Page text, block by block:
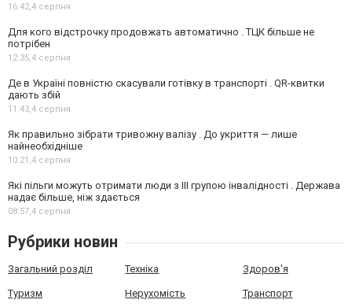
16:42,4 серпня
Для кого відстрочку продовжать автоматично . ТЦК більше не
потрібен
12:35,4 серпня
Де в Україні повністю скасували готівку в транспорті . QR-квитки
дають збій
11:43,4 серпня
Як правильно зібрати тривожну валізу . До укриття — лише
найнеобхідніше
10:21,4 серпня
Які пільги можуть отримати люди з III групою інвалідності . Держава
надає більше, ніж здається
08:57,4 серпня
Рубрики новин
Загальний розділ Техніка Здоров'я
Туризм Нерухомість Транспорт